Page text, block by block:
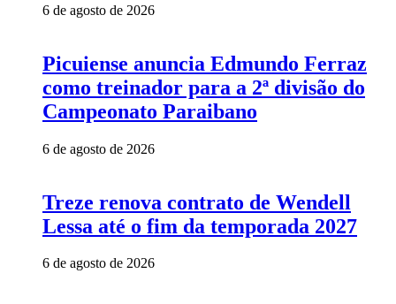
6 de agosto de 2026
Picuiense anuncia Edmundo Ferraz
como treinador para a 2ª divisão do
Campeonato Paraibano
6 de agosto de 2026
Treze renova contrato de Wendell
Lessa até o fim da temporada 2027
6 de agosto de 2026